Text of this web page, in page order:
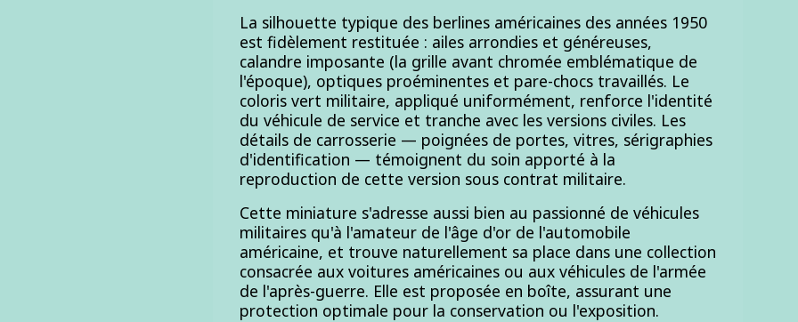
La silhouette typique des berlines américaines des années 1950
est fidèlement restituée : ailes arrondies et généreuses,
calandre imposante (la grille avant chromée emblématique de
l'époque), optiques proéminentes et pare-chocs travaillés. Le
coloris vert militaire, appliqué uniformément, renforce l'identité
du véhicule de service et tranche avec les versions civiles. Les
détails de carrosserie — poignées de portes, vitres, sérigraphies
d'identification — témoignent du soin apporté à la
reproduction de cette version sous contrat militaire.
Cette miniature s'adresse aussi bien au passionné de véhicules
militaires qu'à l'amateur de l'âge d'or de l'automobile
américaine, et trouve naturellement sa place dans une collection
consacrée aux voitures américaines ou aux véhicules de l'armée
de l'après-guerre. Elle est proposée en boîte, assurant une
protection optimale pour la conservation ou l'exposition.